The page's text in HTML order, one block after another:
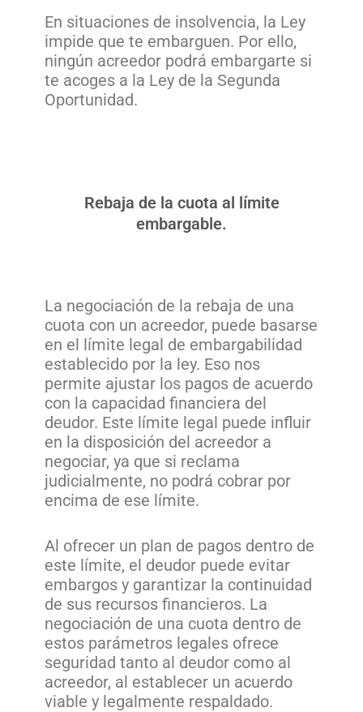
En situaciones de insolvencia, la Ley
impide que te embarguen. Por ello,
ningún acreedor podrá embargarte si
te acoges a la Ley de la Segunda
Oportunidad.
Rebaja de la cuota al límite
embargable.
La negociación de la rebaja de una
cuota con un acreedor, puede basarse
en el límite legal de embargabilidad
establecido por la ley. Eso nos
permite ajustar los pagos de acuerdo
con la capacidad financiera del
deudor. Este límite legal puede influir
en la disposición del acreedor a
negociar, ya que si reclama
judicialmente, no podrá cobrar por
encima de ese límite.
Al ofrecer un plan de pagos dentro de
este límite, el deudor puede evitar
embargos y garantizar la continuidad
de sus recursos financieros. La
negociación de una cuota dentro de
estos parámetros legales ofrece
seguridad tanto al deudor como al
acreedor, al establecer un acuerdo
viable y legalmente respaldado.